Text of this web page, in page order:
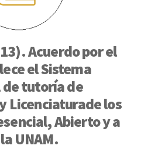
Acuerdo por el
el Sistema
tutoría de
Licenciaturade los
Abierto y a
UNAM.